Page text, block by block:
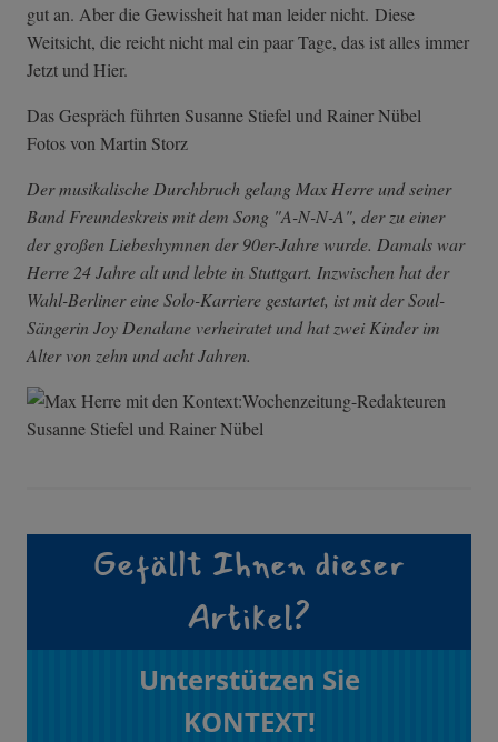
gut an. Aber die Gewissheit hat man leider nicht. Diese
Weitsicht, die reicht nicht mal ein paar Tage, das ist alles immer
Jetzt und Hier.
Das Gespräch führten Susanne Stiefel und Rainer Nübel
Fotos von Martin Storz
Der musikalische Durchbruch gelang Max Herre und seiner
Band Freundeskreis mit dem Song "A-N-N-A", der zu einer
der großen Liebeshymnen der 90er-Jahre wurde. Damals war
Herre 24 Jahre alt und lebte in Stuttgart. Inzwischen hat der
Wahl-Berliner eine Solo-Karriere gestartet, ist mit der Soul-
Sängerin Joy Denalane verheiratet und hat zwei Kinder im
Alter von zehn und acht Jahren.
Gefällt Ihnen dieser
Artikel?
Unterstützen Sie
KONTEXT!